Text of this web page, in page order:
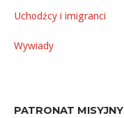
Uchodźcy i imigranci
Wywiady
PATRONAT MISYJNY